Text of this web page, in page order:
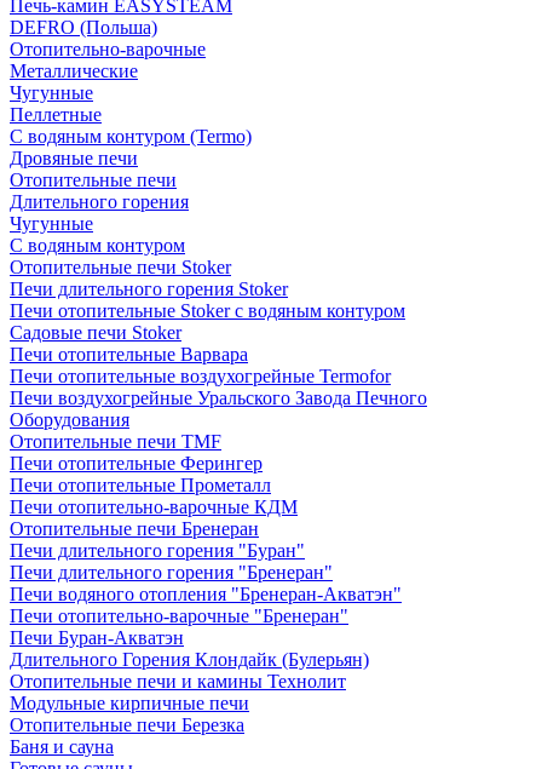
Печь-камин EASYSTEAM
DEFRO (Польша)
Отопительно-варочные
Металлические
Чугунные
Пеллетные
С водяным контуром (Termo)
Дровяные печи
Отопительные печи
Длительного горения
Чугунные
C водяным контуром
Отопительные печи Stoker
Печи длительного горения Stoker
Печи отопительные Stoker с водяным контуром
Садовые печи Stoker
Печи отопительные Варвара
Печи отопительные воздухогрейные Termofor
Печи воздухогрейные Уральского Завода Печного
Оборудования
Отопительные печи TMF
Печи отопительные Ферингер
Печи отопительные Прометалл
Печи отопительно-варочные КДМ
Отопительные печи Бренеран
Печи длительного горения "Буран"
Печи длительного горения "Бренеран"
Печи водяного отопления "Бренеран-Акватэн"
Печи отопительно-варочные "Бренеран"
Печи Буран-Акватэн
Длительного Горения Клондайк (Булерьян)
Отопительные печи и камины Технолит
Модульные кирпичные печи
Отопительные печи Березка
Баня и сауна